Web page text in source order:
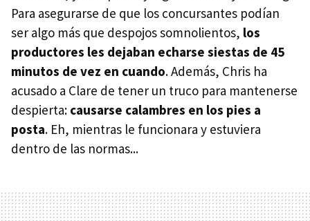
Para asegurarse de que los concursantes podían
ser algo más que despojos somnolientos, los
productores les dejaban echarse siestas de 45
minutos de vez en cuando. Además, Chris ha
acusado a Clare de tener un truco para mantenerse
despierta: causarse calambres en los pies a
posta. Eh, mientras le funcionara y estuviera
dentro de las normas...